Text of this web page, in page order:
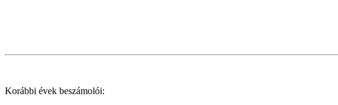
Korábbi évek beszámolói: